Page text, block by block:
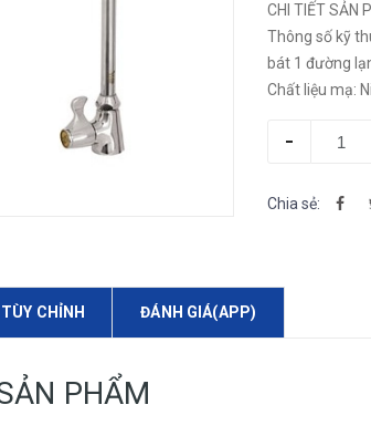
CHI TIẾT SẢN
Thông số kỹ thuật Mã sản phẩm : Selta SS-108C Loại sản
bát 1 đường lạnh Ngổng
Chất liệu mạ:
-
Chia sẻ:
CHỈNH ĐÁNH GIÁ(APP)
PHẨM